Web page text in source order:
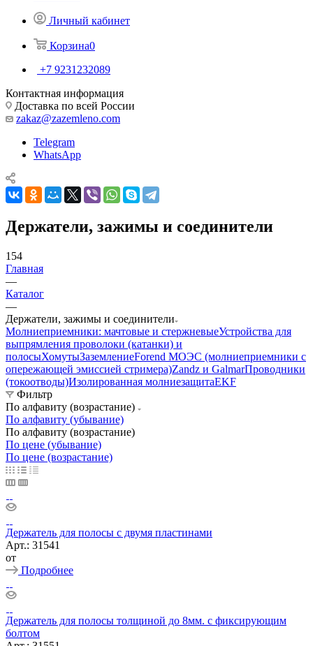
Личный кабинет
Корзина0
+7 9231232089
Контактная информация
Доставка по всей России
zakaz@zazemleno.com
Telegram
WhatsApp
Держатели, зажимы и соединители
154
Главная
—
Каталог
—
Держатели, зажимы и соединители
Молниеприемники: мачтовые и стержневыеУстройства для
выпрямления проволоки (катанки) и
полосыХомутыЗаземлениеForend МОЭС (молниеприемники с
опережающей эмиссией стримера)Zandz и GalmarПроводники
(токоотводы)Изолированная молниезащитаEKF
Фильтр
По алфавиту (возрастание)
По алфавиту (убывание)
По алфавиту (возрастание)
По цене (убывание)
По цене (возрастание)
Держатель для полосы с двумя пластинами
Арт.: 31541
от
Подробнее
Держатель для полосы толщиной до 8мм. с фиксирующим
болтом